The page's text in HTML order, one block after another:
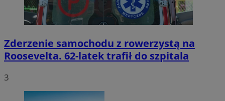
Zderzenie samochodu z rowerzystą na
Roosevelta. 62-latek trafił do szpitala
3